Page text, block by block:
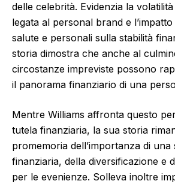
delle celebrità. Evidenzia la
legata al personal brand e
salute e personali sulla stabilità
storia dimostra che anche al
circostanze impreviste possono
il panorama finanziario di una
Mentre Williams affronta questo
tutela finanziaria, la sua storia
promemoria dell’importanza di una
finanziaria, della diversificazione e
per le evenienze. Solleva inoltre